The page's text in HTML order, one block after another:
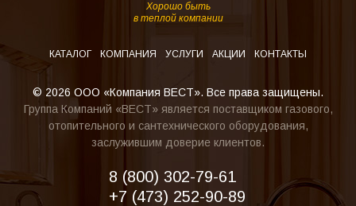
Хорошо быть
в теплой компании
КАТАЛОГ КОМПАНИЯ УСЛУГИ АКЦИИ КОНТАКТЫ
© 2026 ООО «Компания ВЕСТ». Все права защищены.
Группа Компаний «ВЕСТ» является поставщиком газового,
отопительного и сантехнического оборудования,
заслужившим доверие клиентов.
8 (800) 302-79-61
+7 (473) 252-90-89